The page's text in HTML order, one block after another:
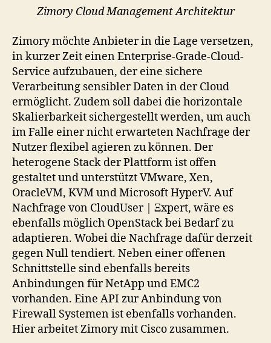
Zimory Cloud Management Architektur
Zimory möchte Anbieter in die Lage versetzen,
in kurzer Zeit einen Enterprise-Grade-Cloud-
Service aufzubauen, der eine sichere
Verarbeitung sensibler Daten in der Cloud
ermöglicht. Zudem soll dabei die horizontale
Skalierbarkeit sichergestellt werden, um auch
im Falle einer nicht erwarteten Nachfrage der
Nutzer flexibel agieren zu können. Der
heterogene Stack der Plattform ist offen
gestaltet und unterstützt VMware, Xen,
OracleVM, KVM und Microsoft HyperV. Auf
Nachfrage von CloudUser | Ξxpert, wäre es
ebenfalls möglich OpenStack bei Bedarf zu
adaptieren. Wobei die Nachfrage dafür derzeit
gegen Null tendiert. Neben einer offenen
Schnittstelle sind ebenfalls bereits
Anbindungen für NetApp und EMC2
vorhanden. Eine API zur Anbindung von
Firewall Systemen ist ebenfalls vorhanden.
Hier arbeitet Zimory mit Cisco zusammen.